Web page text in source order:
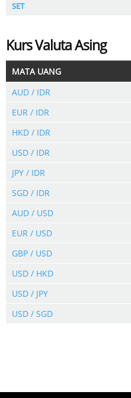
SET
Kurs Valuta Asing
MATA UANG
AUD / IDR
EUR / IDR
HKD / IDR
USD / IDR
JPY / IDR
SGD / IDR
AUD / USD
EUR / USD
GBP / USD
USD / HKD
USD / JPY
USD / SGD